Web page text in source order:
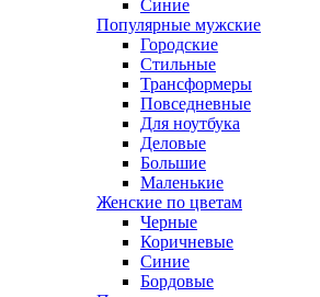
Синие
Популярные мужские
Городские
Стильные
Трансформеры
Повседневные
Для ноутбука
Деловые
Большие
Маленькие
Женские по цветам
Черные
Коричневые
Синие
Бордовые